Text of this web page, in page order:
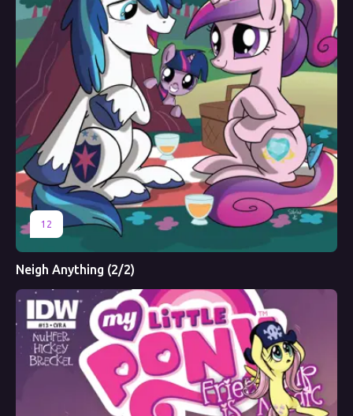
12
Neigh Anything (2/2)